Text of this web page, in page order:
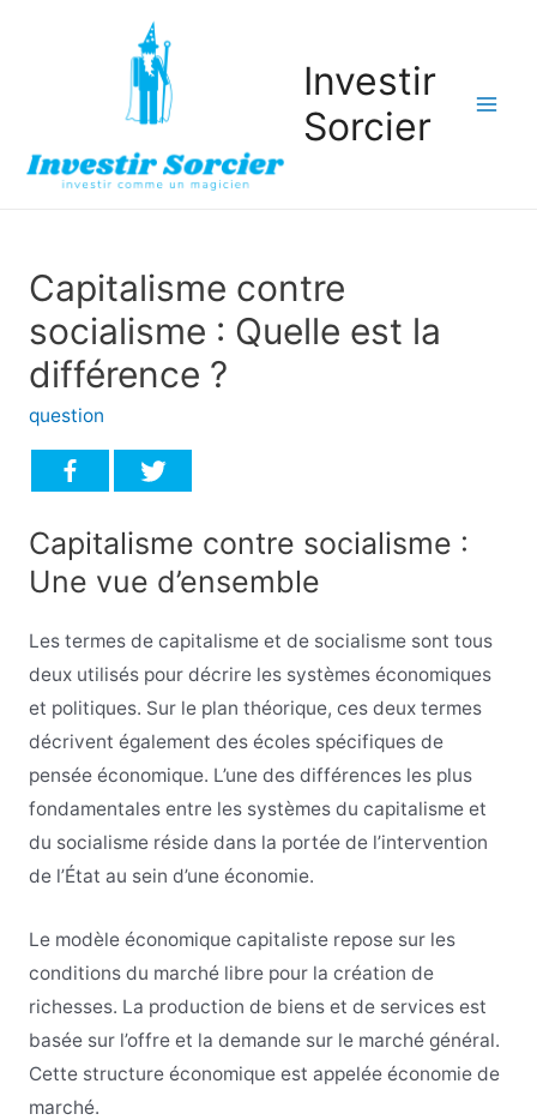
Investir
Sorcier
Capitalisme contre
socialisme : Quelle est la
différence ?
question
Capitalisme contre socialisme :
Une vue d’ensemble
Les termes de capitalisme et de socialisme sont tous
deux utilisés pour décrire les systèmes économiques
et politiques. Sur le plan théorique, ces deux termes
décrivent également des écoles spécifiques de
pensée économique. L’une des différences les plus
fondamentales entre les systèmes du capitalisme et
du socialisme réside dans la portée de l’intervention
de l’État au sein d’une économie.
Le modèle économique capitaliste repose sur les
conditions du marché libre pour la création de
richesses. La production de biens et de services est
basée sur l’offre et la demande sur le marché général.
Cette structure économique est appelée économie de
marché.